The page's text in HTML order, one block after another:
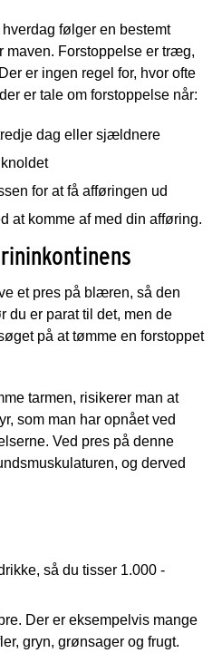
følger en bestemt
maven. Forstoppelse er træg,
er ingen regel for, hvor ofte
er tale om forstoppelse når:
dag eller sjældnere
for at få afføringen ud
at komme af med din afføring.
et pres på blæren, så den
du er parat til det, men de
på at tømme en forstoppet
tarmen, risikerer man at
som man har opnået ved
Ved pres på denne
og derved
så du tisser 1.000 -
Der er eksempelvis mange
gryn, grønsager og frugt.